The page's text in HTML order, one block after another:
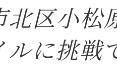
美容院
求
面
北区小松
ルに挑戦